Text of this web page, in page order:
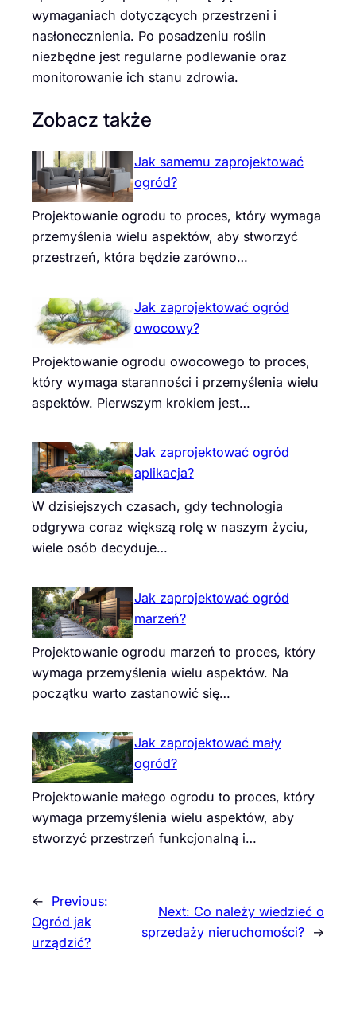
wymaganiach dotyczących przestrzeni i
nasłonecznienia. Po posadzeniu roślin
niezbędne jest regularne podlewanie oraz
monitorowanie ich stanu zdrowia.
Zobacz także
Jak samemu zaprojektować
ogród?
Projektowanie ogrodu to proces, który wymaga
przemyślenia wielu aspektów, aby stworzyć
przestrzeń, która będzie zarówno…
Jak zaprojektować ogród
owocowy?
Projektowanie ogrodu owocowego to proces,
który wymaga staranności i przemyślenia wielu
aspektów. Pierwszym krokiem jest…
Jak zaprojektować ogród
aplikacja?
W dzisiejszych czasach, gdy technologia
odgrywa coraz większą rolę w naszym życiu,
wiele osób decyduje…
Jak zaprojektować ogród
marzeń?
Projektowanie ogrodu marzeń to proces, który
wymaga przemyślenia wielu aspektów. Na
początku warto zastanowić się…
Jak zaprojektować mały
ogród?
Projektowanie małego ogrodu to proces, który
wymaga przemyślenia wielu aspektów, aby
stworzyć przestrzeń funkcjonalną i…
← Previous:
Ogród jak
urządzić?
Next: Co należy wiedzieć o
sprzedaży nieruchomości? →